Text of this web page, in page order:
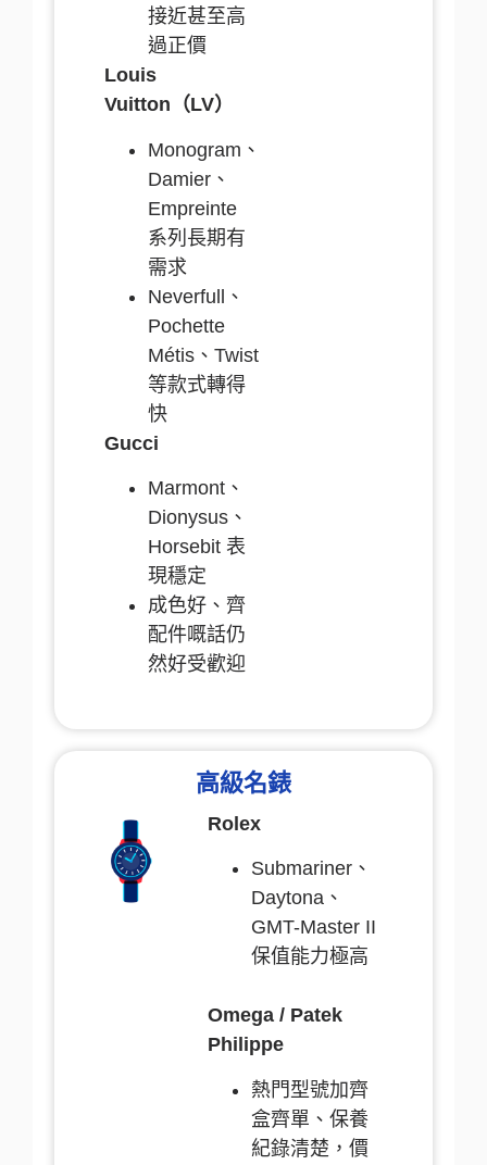
接近甚至高
過正價
Louis
Vuitton（LV）
Monogram、
Damier、
Empreinte
系列長期有
需求
Neverfull、
Pochette
Métis、Twist
等款式轉得
快
Gucci
Marmont、
Dionysus、
Horsebit 表
現穩定
成色好、齊
配件嘅話仍
然好受歡迎
高級名錶
Rolex
Submariner、
Daytona、
GMT-Master II
保值能力極高
Omega / Patek
Philippe
熱門型號加齊
盒齊單、保養
紀錄清楚，價